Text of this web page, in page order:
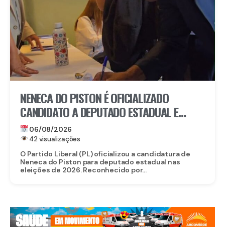
NENECA DO PISTON É OFICIALIZADO
CANDIDATO A DEPUTADO ESTADUAL E
FORTALECE CHAPA DO PL EM
PERNAMBUCO
06/08/2026
42 visualizações
O Partido Liberal (PL) oficializou a candidatura de
Neneca do Piston para deputado estadual nas
eleições de 2026. Reconhecido por...